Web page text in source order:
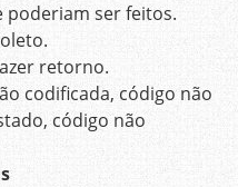
poderiam ser feitos.
retorno.
codificada, código não
código não